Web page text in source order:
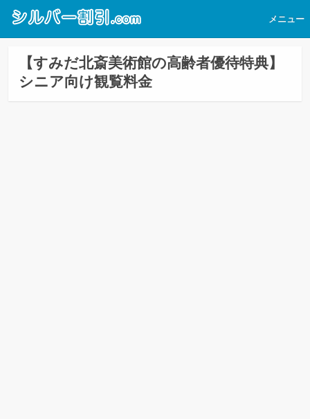
メニュー
【すみだ北斎美術館の高齢者優待特典】
シニア向け観覧料金